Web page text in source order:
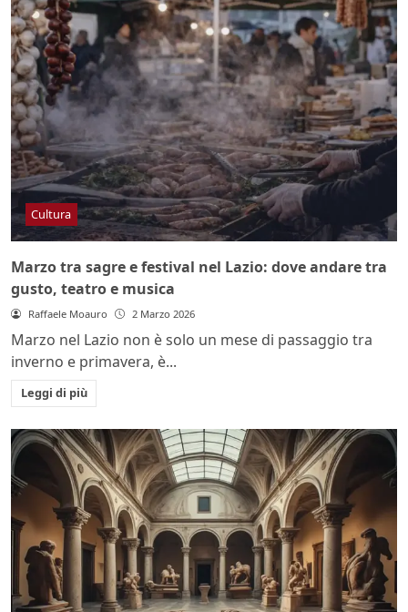
Cultura
Marzo tra sagre e festival nel Lazio: dove andare tra
gusto, teatro e musica
Raffaele Moauro 2 Marzo 2026
Marzo nel Lazio non è solo un mese di passaggio tra
inverno e primavera, è...
Leggi di più